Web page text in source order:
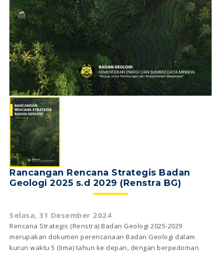
Rancangan Rencana Strategis Badan
Geologi 2025 s.d 2029 (Renstra BG)
Selasa, 31 Desember 2024
Rencana Strategis (Renstra) Badan Geologi 2025-2029
merupakan dokumen perencanaan Badan Geologi dalam
kurun waktu 5 (lima) tahun ke depan, dengan berpedoman